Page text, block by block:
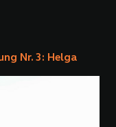
Nr. 3: Helga